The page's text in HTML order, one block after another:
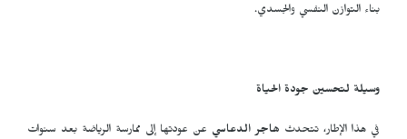
بناء التوازن النفسي والجسدي.
وسيلة لتحسين جودة الحياة
في هذا الإطار، تتحدث هاجر الدعاسي عن عودتها إلى ممارسة الرياضة بعد سنوات